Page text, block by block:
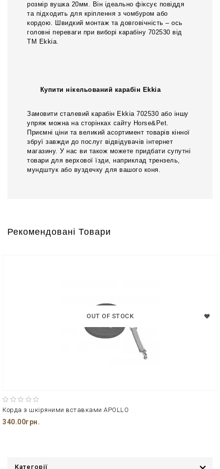
розмір вушка 20мм. Він ідеально фіксує повіддя
та підходить для кріплення з чомбуром або
кордою. Швидкий монтаж та довговічність – ось
головні переваги при виборі карабіну 702530 від
ТМ Ekkia.
Купити нікельований карабін Ekkia
Замовити сталевий карабін Ekkia 702530 або іншу
упряж можна на сторінках сайту Horse&Pet.
Приємні ціни та великий асортимент товарів кінної
збруї завжди до послуг відвідувачів інтернет
магазину. У нас ви також можете придбати супутні
товари для верхової їзди, наприклад трензель,
мундштук або вуздечку для вашого коня.
Рекомендовані Товари
OUT OF STOCK
Корда з шкіряними вставками APOLLO
340.00грн.
Категорії